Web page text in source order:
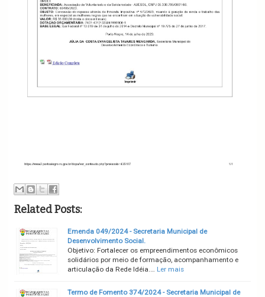
Related Posts:
Emenda 049/2024 - Secretaria Municipal de
Desenvolvimento Social.
Objetivo: Fortalecer os empreendimentos econômicos
solidários por meio de formação, acompanhamento e
articulação da Rede Idéia.…
Ler mais
Termo de Fomento 374/2024 - Secretaria Municipal de